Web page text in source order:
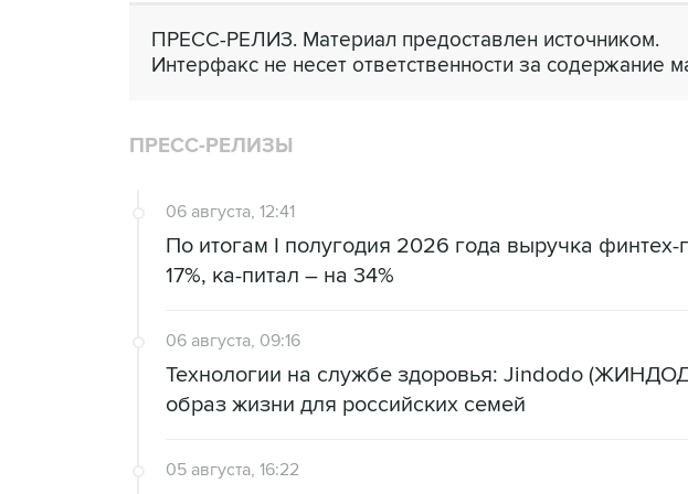
ПРЕСС-РЕЛИЗ. Материал предоставлен источником.
Интерфакс не несет ответственности за содержание
ПРЕСС-РЕЛИЗЫ
06 августа, 12:41
По итогам I полугодия 2026 года выручка
17%, ка-питал – на 34%
06 августа, 09:16
Технологии на службе здоровья: Jindodo
образ жизни для российских семей
05 августа, 16:22